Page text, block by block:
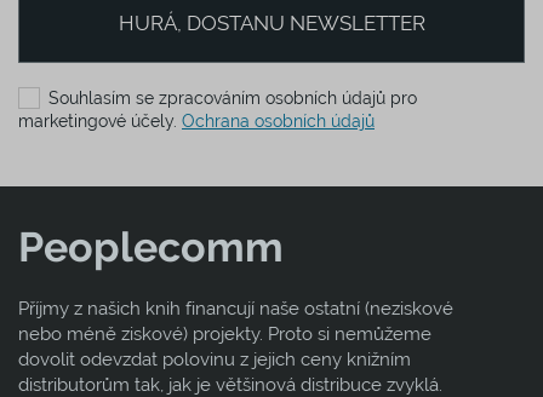
HURÁ, DOSTANU NEWSLETTER
Souhlasím se zpracováním osobních údajů pro
marketingové účely. Ochrana osobních údajů
Peoplecomm
Příjmy z našich knih financují naše ostatní (neziskové
nebo méně ziskové) projekty. Proto si nemůžeme
dovolit odevzdat polovinu z jejich ceny knižním
distributorům tak, jak je většinová distribuce zvyklá.